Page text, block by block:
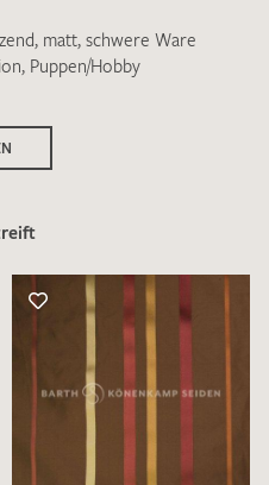
meine angegebenen Daten
genutzt werden.
habe ich zur Kenntnis
SENDEN
, matt, schwere Ware
, Puppen/Hobby